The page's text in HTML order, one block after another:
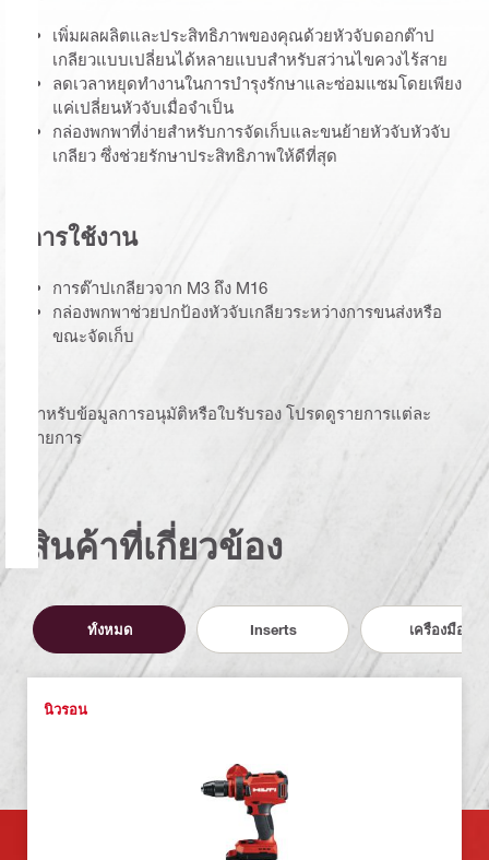
เพิ่มผลผลิตและประสิทธิภาพของคุณด้วยหัวจับดอกต๊าป
เกลียวแบบเปลี่ยนได้หลายแบบสำหรับสว่านไขควงไร้สาย
ลดเวลาหยุดทำงานในการบำรุงรักษาและซ่อมแซมโดยเพียง
แค่เปลี่ยนหัวจับเมื่อจำเป็น
กล่องพกพาที่ง่ายสำหรับการจัดเก็บและขนย้ายหัวจับหัวจับ
เกลียว ซึ่งช่วยรักษาประสิทธิภาพให้ดีที่สุด
การใช้งาน
การต๊าปเกลียวจาก M3 ถึง M16
กล่องพกพาช่วยปกป้องหัวจับเกลียวระหว่างการขนส่งหรือ
ขณะจัดเก็บ
สำหรับข้อมูลการอนุมัติหรือใบรับรอง โปรดดูรายการแต่ละ
รายการ
สินค้าที่เกี่ยวข้อง
ทั้งหมด Inserts เครื่องมือ
นิวรอน